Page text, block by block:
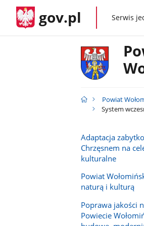
gov.pl gov.plSerwis
Powiat
System
Adaptacja
Chrzęsnem na
kulturalne
Powiat
naturą i kulturą
Poprawa jakości
Powiecie